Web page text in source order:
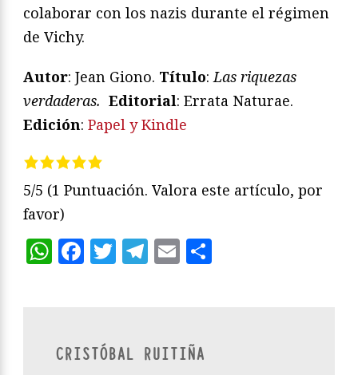
colaborar con los nazis durante el régimen
de Vichy.
Autor: Jean Giono. Título: Las riquezas
verdaderas. Editorial: Errata Naturae.
Edición: Papel y Kindle
5/5 (1 Puntuación. Valora este artículo, por
favor)
WhatsApp
Facebook
Twitter
Telegram
Email
CRISTÓBAL RUITIÑA